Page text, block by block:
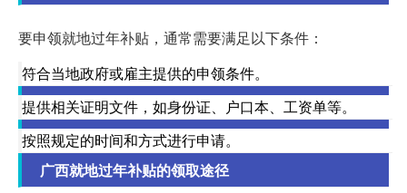
要申领就地过年补贴，通常需要满足以下条件：
符合当地政府或雇主提供的申领条件。
提供相关证明文件，如身份证、户口本、工资单等。
按照规定的时间和方式进行申请。
广西就地过年补贴的领取途径